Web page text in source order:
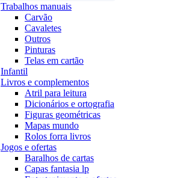
Trabalhos manuais
Carvão
Cavaletes
Outros
Pinturas
Telas em cartão
Infantil
Livros e complementos
Atril para leitura
Dicionários e ortografia
Figuras geométricas
Mapas mundo
Rolos forra livros
Jogos e ofertas
Baralhos de cartas
Capas fantasia lp